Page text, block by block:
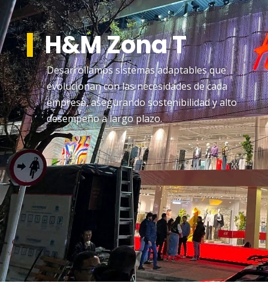
H&M Zona T
Desarrollamos sistemas adaptables que
evolucionan con las necesidades de cada
empresa, asegurando sostenibilidad y alto
desempeño a largo plazo.